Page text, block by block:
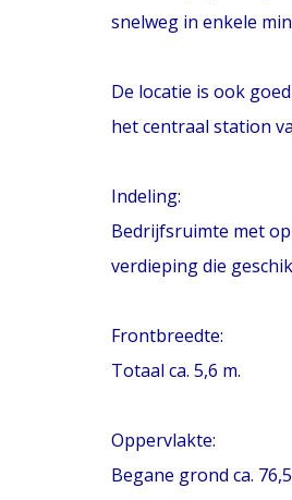
snelweg in enkele
De locatie is ook
het centraal station
Indeling:
Bedrijfsruimte met
verdieping die
Frontbreedte:
Totaal ca. 5,6 m.
Oppervlakte:
Begane grond ca.